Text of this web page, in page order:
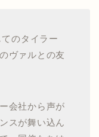
のタイラー
ヴァルとの友
会社から声が
スが舞い込ん